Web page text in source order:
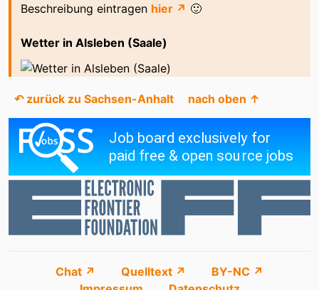
Beschreibung eintragen hier ↗ 🙂
Wetter in Alsleben (Saale)
↶ zurück zu Sachsen-Anhalt nach oben ↑
Chat ↗ Quelltext ↗
BY-NC ↗